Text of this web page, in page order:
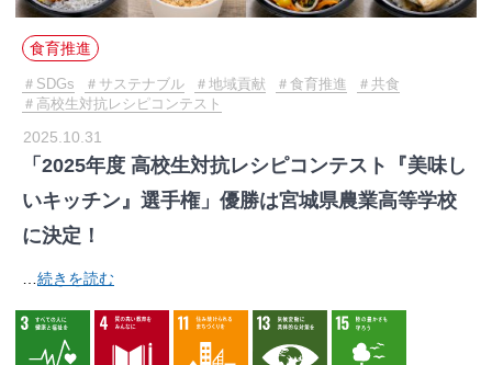
食育推進
SDGs サステナブル 地域貢献 食育推進
共食
高校生対抗レシピコンテスト
2025.10.31
「2025年度 高校生対抗レシピコンテスト『美味し
いキッチン』選手権」優勝は宮城県農業高等学校
に決定！
続きを読む